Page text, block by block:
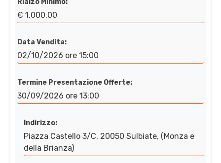
Rialzo Minimo:
€ 1.000,00
Data Vendita:
02/10/2026 ore 15:00
Termine Presentazione Offerte:
30/09/2026 ore 13:00
Indirizzo:
Piazza Castello 3/C, 20050 Sulbiate, (Monza e
della Brianza)